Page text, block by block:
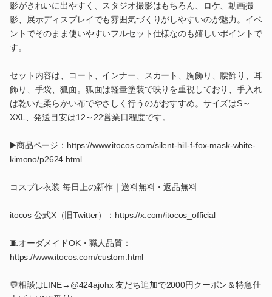
影がきれいに出やすく、スタジオ撮影はもちろん、ロケ、動画撮
影、展示ディスプレイでも雰囲気づくりがしやすいのが魅力。イベ
ントでそのまま使いやすいフルセット仕様なのも嬉しいポイントで
す。
セット内容は、コート、インナー、スカート、胸飾り、腰飾り、耳
飾り、手袋、狐面。狐面は軽量塗装で映りを重視しており、手入れ
は乾いた柔らかい布でやさしく行うのがおすすめ。サイズはS～
XXL、発送目安は12～22営業日程度です。
▶️商品ページ：https://www.itocos.com/silent-hill-f-fox-mask-white-
kimono/p2624.html
コスプレ衣装 毎日上の新作｜送料無料・返品無料
itocos 公式X（旧Twitter）：https://x.com/itocos_official
🧵オーダメイドOK・職人品質：
https://www.itocos.com/custom.html
💬相談はLINE→@424ajohx 友だち追加で2000円クーポン＆特急仕